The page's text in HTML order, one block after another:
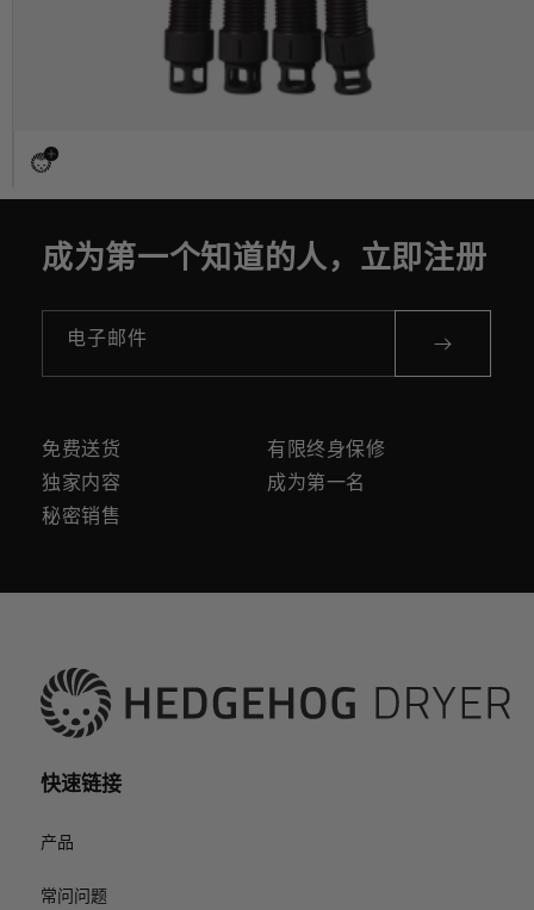
成为第一个知道的人，立即注册
电子邮件
免费送货
有限终身保修
独家内容
成为第一名
秘密销售
快速链接
产品
常问问题